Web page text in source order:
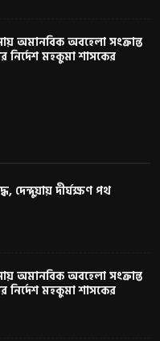
অমানবিক অবহেলা সংক্রান্ত
নির্দেশ মহকুমা শাসকের
দেন্দুয়ায় দীর্ঘক্ষণ পথ
অমানবিক অবহেলা সংক্রান্ত
নির্দেশ মহকুমা শাসকের